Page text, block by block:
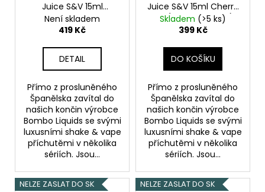
Juice S&V 15ml
Watermelon
Strawberry (Vodní
Není skladem
419 Kč
DETAIL
Přímo z prosluněného
Španělska zavítal do
našich končin výrobce
Bombo Liquids se svými
luxusními shake & vape
příchutěmi v několika
sériích. Jsou...
Juice S&V 15ml Cherry
Ice (Ledová třešeň)
Skladem (>5 ks)
399 Kč
DO KOŠÍKU
Přímo z prosluněného
Španělska zavítal do
našich končin výrobce
Bombo Liquids se svými
luxusními shake & vape
příchutěmi v několika
sériích. Jsou...
NELZE ZASLAT DO SK NELZE ZASLAT DO SK